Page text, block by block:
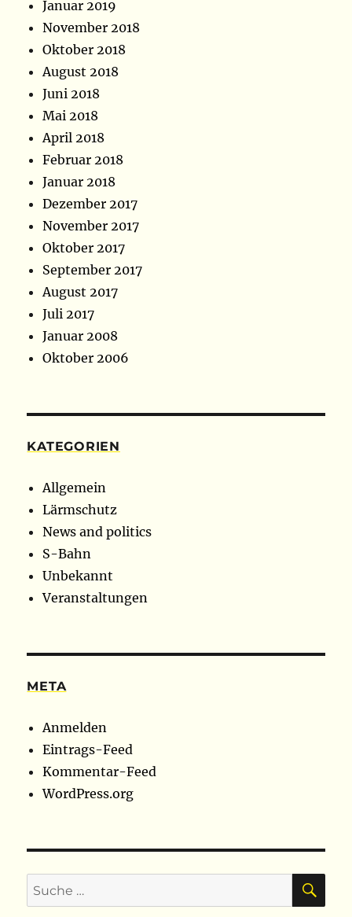
Januar 2019
November 2018
Oktober 2018
August 2018
Juni 2018
Mai 2018
April 2018
Februar 2018
Januar 2018
Dezember 2017
November 2017
Oktober 2017
September 2017
August 2017
Juli 2017
Januar 2008
Oktober 2006
KATEGORIEN
Allgemein
Lärmschutz
News and politics
S-Bahn
Unbekannt
Veranstaltungen
META
Anmelden
Eintrags-Feed
Kommentar-Feed
WordPress.org
Suche
nach: